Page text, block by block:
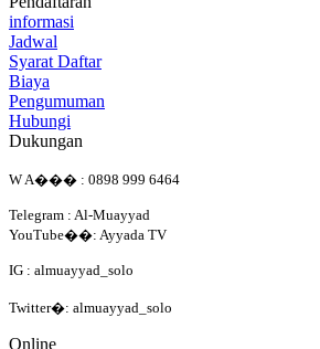
informasi
Jadwal
Syarat Daftar
Biaya
Pengumuman
Hubungi
Dukungan
W A��� : 0898 999 6464
Telegram : Al-Muayyad
YouTube��: Ayyada TV
IG : almuayyad_solo
Twitter�: almuayyad_solo
Online